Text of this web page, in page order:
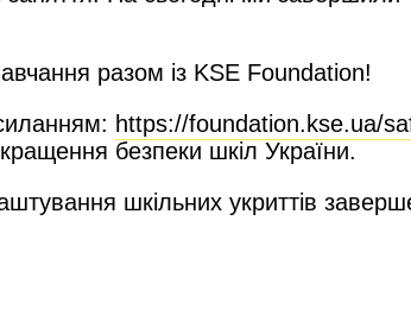
разом із KSE Foundation!
https://foundation.kse.ua/
безпеки шкіл України.
шкільних укриттів